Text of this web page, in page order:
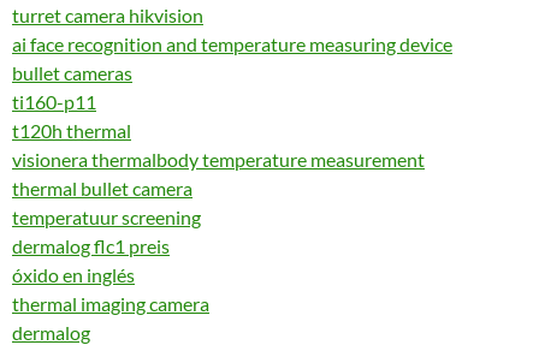
turret camera hikvision
ai face recognition and temperature measuring device
bullet cameras
ti160-p11
t120h thermal
visionera thermalbody temperature measurement
thermal bullet camera
temperatuur screening
dermalog flc1 preis
óxido en inglés
thermal imaging camera
dermalog